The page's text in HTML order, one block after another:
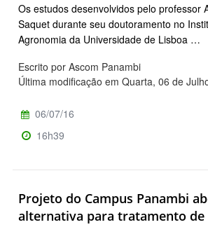
Os estudos desenvolvidos pelo professor
Saquet durante seu doutoramento no
Agronomia da Universidade de Lisboa …
Escrito por Ascom Panambi
Última modificação em Quarta, 06 de
06/07/16
16h39
Projeto do Campus Panambi
alternativa para tratamento de